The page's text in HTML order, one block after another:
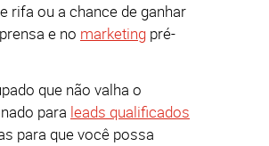
rifa ou a chance de ganhar
e no marketing pré-
que não valha o
para leads qualificados
para que você possa